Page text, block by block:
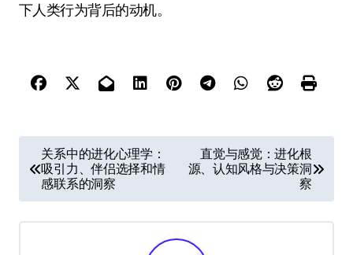
下人类行为背后的动机。
o
s
t
关系中的进化心理学：
吸引力、伴侣选择和情
感联系的洞察
直觉与感觉：进化根
源、认知风格与决策洞
察